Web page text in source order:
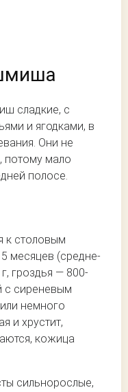
сладкие, с
и ягодками, в
Они не
потому мало
полосе.
к столовым
месяцев (средне-
гроздья — 800-
с сиреневым
немного
и хрустит,
кожица
сильнорослые,